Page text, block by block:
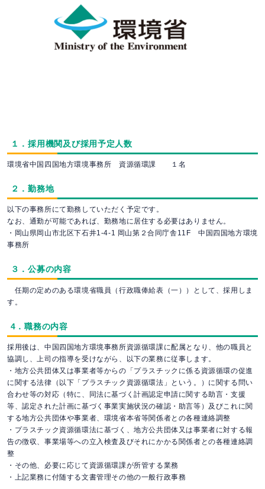
１．採用機関及び採用予定人数
環境省中国四国地方環境事務所 資源循環課 １名
２．勤務地
以下の事務所にて勤務していただく予定です。
なお、通勤が可能であれば、勤務地に居住する必要はありません。
・岡山県岡山市北区下石井1-4-1 岡山第２合同庁舎11F 中国四国地方環境
事務所
３．公募の内容
任期の定めのある環境省職員（行政職俸給表（一））として、採用しま
す。
4．職務の内容
採用後は、中国四国地方環境事務所資源循環課に配属となり、他の職員と
協調し、上司の指導を受けながら、以下の業務に従事します。
・地方公共団体又は事業者等からの「プラスチックに係る資源循環の促進
に関する法律（以下「プラスチック資源循環法」という。）に関する問い
合わせ等の対応（特に、同法に基づく計画認定申請に関する助言・支援
等、認定された計画に基づく事業実施状況の確認・助言等）及びこれに関
する地方公共団体や事業者、環境省本省等関係者との各種連絡調整
・プラスチック資源循環法に基づく、地方公共団体又は事業者に対する報
告の徴収、事業場等への立入検査及びそれにかかる関係者との各種連絡調
整
・その他、必要に応じて資源循環課が所管する業務
・上記業務に付随する文書管理その他の一般行政事務